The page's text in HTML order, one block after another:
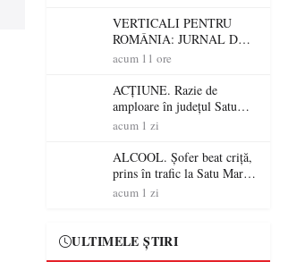
verificate
VERTICALI PENTRU
ROMÂNIA: JURNAL DE
CĂLĂTORIE FIJET
acum 11 ore
ACȚIUNE. Razie de
amploare în județul Satu
Mare! Polițiștii au dat sute
șoferi fără permis într-o
singură zi
acum 1 zi
ALCOOL. Șofer beat criță,
prins în trafic la Satu Mare!
Alcoolemie uriașă
acum 1 zi
ULTIMELE ȘTIRI